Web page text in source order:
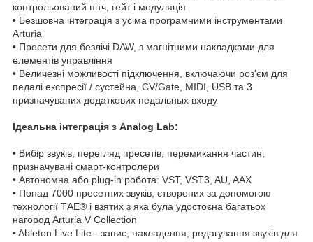
контрольований пітч, гейт і модуляція
• Безшовна інтеграція з усіма програмними інструментами
Arturia
• Пресети для безлічі DAW, з магнітними накладками для
елементів управління
• Величезні можливості підключення, включаючи роз'єм для
педалі експресії / сустейна, CV/Gate, MIDI, USB та 3
призначуваних додаткових педальных входу
Ідеальна інтеграція з Analog Lab:
• Вибір звуків, перегляд пресетів, перемикання частин,
призначувані смарт-контролери
• Автономна або plug-in робота: VST, VST3, AU, AAX
• Понад 7000 пресетних звуків, створених за допомогою
технології ТАЕ® і взятих з яка була удостоєна багатьох
нагород Arturia V Collection
• Ableton Live Lite - запис, накладення, редагування звуків для